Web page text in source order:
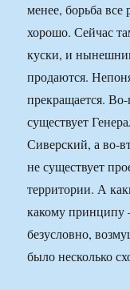
менее, борьба все
хорошо. Сейчас
куски, и
продаются.
прекращается.
существует
Сиверский, а во-
не существует
территории. А
какому
безусловно,
было несколько